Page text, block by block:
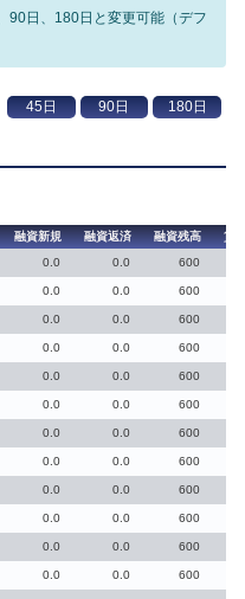
90日、180日と変更可能（デフ
融資新規 融資返済 融資残高
貸
0.0 0.0 600
0.0 0.0 600
0.0 0.0 600
0.0 0.0 600
0.0 0.0 600
0.0 0.0 600
0.0 0.0 600
0.0 0.0 600
0.0 0.0 600
0.0 0.0 600
0.0 0.0 600
0.0 0.0 600